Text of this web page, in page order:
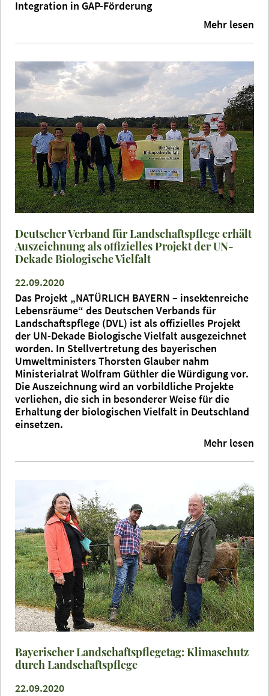
Integration in GAP-Förderung
Mehr lesen
Deutscher Verband für Landschaftspflege erhält
Auszeichnung als offizielles Projekt der UN-
Dekade Biologische Vielfalt
22.09.2020
Das Projekt „NATÜRLICH BAYERN – insektenreiche
Lebensräume“ des Deutschen Verbands für
Landschaftspflege (DVL) ist als offizielles Projekt
der UN-Dekade Biologische Vielfalt ausgezeichnet
worden. In Stellvertretung des bayerischen
Umweltministers Thorsten Glauber nahm
Ministerialrat Wolfram Güthler die Würdigung vor.
Die Auszeichnung wird an vorbildliche Projekte
verliehen, die sich in besonderer Weise für die
Erhaltung der biologischen Vielfalt in Deutschland
einsetzen.
Mehr lesen
Bayerischer Landschaftspflegetag: Klimaschutz
durch Landschaftspflege
22.09.2020